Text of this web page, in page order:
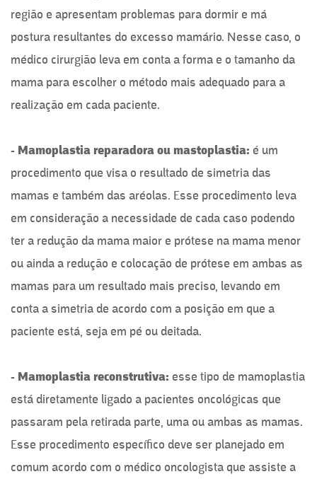
região e apresentam problemas para dormir e má
postura resultantes do excesso mamário. Nesse caso, o
médico cirurgião leva em conta a forma e o tamanho da
mama para escolher o método mais adequado para a
realização em cada paciente.
- Mamoplastia reparadora ou mastoplastia: é um
procedimento que visa o resultado de simetria das
mamas e também das aréolas. Esse procedimento leva
em consideração a necessidade de cada caso podendo
ter a redução da mama maior e prótese na mama menor
ou ainda a redução e colocação de prótese em ambas as
mamas para um resultado mais preciso, levando em
conta a simetria de acordo com a posição em que a
paciente está, seja em pé ou deitada.
- Mamoplastia reconstrutiva: esse tipo de mamoplastia
está diretamente ligado a pacientes oncológicas que
passaram pela retirada parte, uma ou ambas as mamas.
Esse procedimento específico deve ser planejado em
comum acordo com o médico oncologista que assiste a